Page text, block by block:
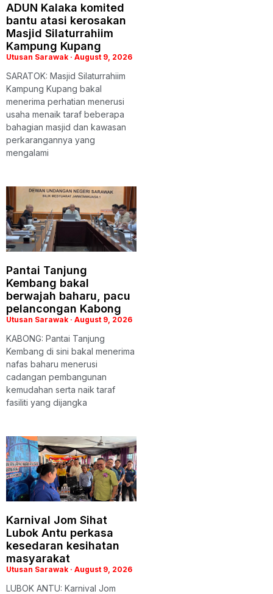
ADUN Kalaka komited
bantu atasi kerosakan
Masjid Silaturrahiim
Kampung Kupang
Utusan Sarawak August 9, 2026
SARATOK: Masjid Silaturrahiim
Kampung Kupang bakal
menerima perhatian menerusi
usaha menaik taraf beberapa
bahagian masjid dan kawasan
perkarangannya yang
mengalami
Pantai Tanjung
Kembang bakal
berwajah baharu, pacu
pelancongan Kabong
Utusan Sarawak August 9, 2026
KABONG: Pantai Tanjung
Kembang di sini bakal menerima
nafas baharu menerusi
cadangan pembangunan
kemudahan serta naik taraf
fasiliti yang dijangka
Karnival Jom Sihat
Lubok Antu perkasa
kesedaran kesihatan
masyarakat
Utusan Sarawak August 9, 2026
LUBOK ANTU: Karnival Jom